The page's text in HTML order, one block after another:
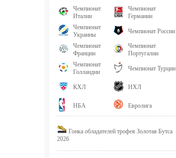
Чемпионат
Италии
Чемпионат
Германии
Чемпионат
Украины
Чемпионат России
Чемпионат
Франции
Чемпионат
Португалии
Чемпионат
Голландии
Чемпионат Турции
КХЛ НХЛ
НБА Евролига
Гонка обладателей трофея Золотая Бутса
2026